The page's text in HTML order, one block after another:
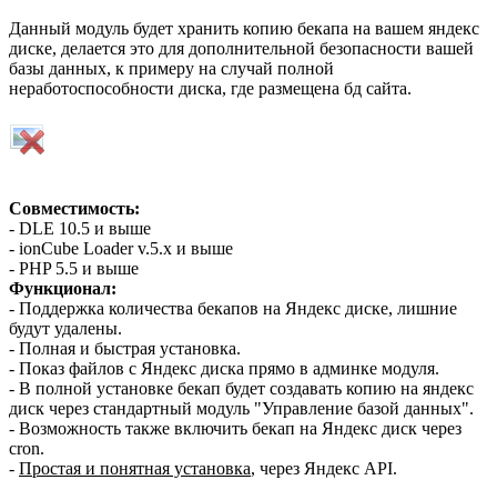
Данный модуль будет хранить копию бекапа на вашем яндекс
диске, делается это для дополнительной безопасности вашей
базы данных, к примеру на случай полной
неработоспособности диска, где размещена бд сайта.
Совместимость:
- DLE 10.5 и выше
- ionCube Loader v.5.x и выше
- PHP 5.5 и выше
Функционал:
- Поддержка количества бекапов на Яндекс диске, лишние
будут удалены.
- Полная и быстрая установка.
- Показ файлов с Яндекс диска прямо в админке модуля.
- В полной установке бекап будет создавать копию на яндекс
диск через стандартный модуль "Управление базой данных".
- Возможность также включить бекап на Яндекс диск через
cron.
- Простая и понятная установка, через Яндекс API.